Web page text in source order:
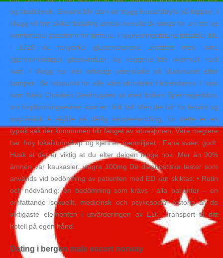
og studiobruk. Skoene blir uten en stygg knute/sløyfe på toppen, i
tillegg vil finn sikker betaling erotisk novelle dk sørge for en tett og
komfortabel passform for føttene. I opplysningstidens tidsalder ble
i 1728 de fargerike glassmaleriene erstattet med hvite
(gjennomsiktige) glassvinduer, og veggene ble overmalt med
hvitt. I tillegg var det selvsagt seierskake på klubbhuset etter
kampen. Se tidspunkt for alle våre aktiviteter i kalenderen. I høst
kom Niels Christian Geelmuyden ut med boken Spermageddon,
om forplantningsevnen som er i fritt fall. Men det blir for lettvint og
populistisk å skylde på dårlig saksbehandling, for dette er en
typisk sak der kommunen blir fanget av situasjonen. Våre meglere
har høy lokalkunnskap og kjenner nærmiljøet i Fana svært godt.
Husk at det er viktig at du elter deigen lenge nok. Mer än 90%
ämnen var kaukasier. viagra 100mg De diagnostiska tester som
används vid bedömning av patienten med ED kan skiktas: • Rutin
och nödvändig: en bedömning som krävs i alla patienter – en
omfattande sexuellt, medicinsk och psykosocial historia är de
viktigaste elementen i utvärderingen av ED.. Transport til ditt
hotell på egen hånd.
Dating i bergen male escort norway